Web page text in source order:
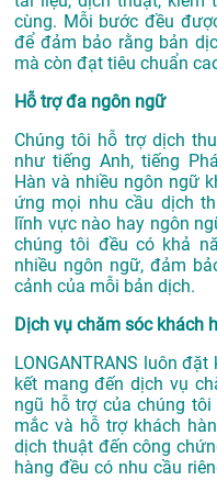
cùng. Mỗi bước đều
để đảm bảo rằng bản
mà còn đạt tiêu chuẩn
Hỗ trợ đa ngôn ngữ
Chúng tôi hỗ trợ dịch
như tiếng Anh, tiếng
Hàn và nhiều ngôn ngữ
ứng mọi nhu cầu dịch
lĩnh vực nào hay ngôn
chúng tôi đều có khả
nhiều ngôn ngữ, đảm
cảnh của mỗi bản dịch.
Dịch vụ chăm sóc khách
LONGANTRANS luôn
kết mang đến dịch vụ
ngũ hỗ trợ của chúng
mắc và hỗ trợ khách
dịch thuật đến công
hàng đều có nhu cầu